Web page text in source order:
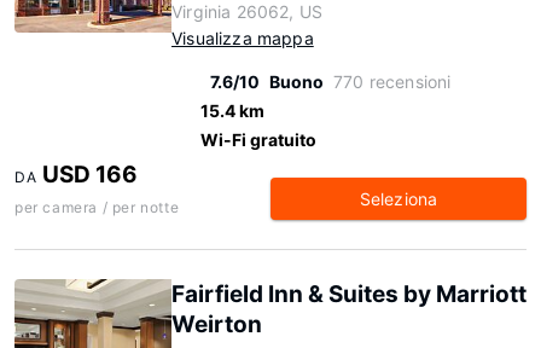
Virginia 26062, US
Visualizza mappa
7.6/10 Buono 770 recensioni
15.4 km
Wi-Fi gratuito
DA USD 166
per camera / per notte Seleziona
Fairfield Inn & Suites by Marriott
Weirton